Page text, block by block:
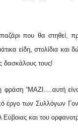
παζάρι που θα στηθεί,
είδη, στολίδια
δασκάλους τους!
φράση “ΜΑΖΙ….αυτή
έργο των Συλλόγων
και του